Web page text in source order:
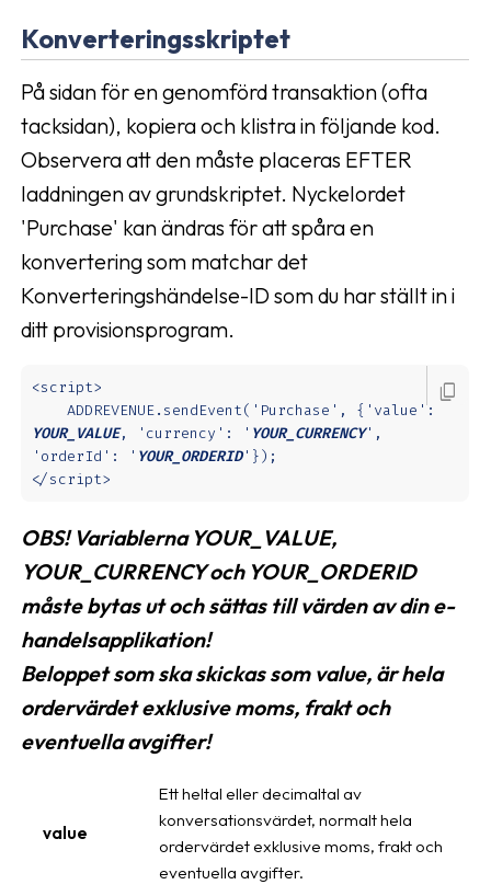
Konverteringsskriptet
På sidan för en genomförd transaktion (ofta
tacksidan), kopiera och klistra in följande kod.
Observera att den måste placeras EFTER
laddningen av grundskriptet. Nyckelordet
'Purchase' kan ändras för att spåra en
konvertering som matchar det
Konverteringshändelse-ID som du har ställt in i
ditt provisionsprogram.
<script>
YOUR_VALUE, 'currency': ' YOUR_CURRENCY',
'orderId': ' YOUR_ORDERID'});
</script>
content_copy
OBS! Variablerna YOUR_VALUE,
YOUR_CURRENCY och YOUR_ORDERID
måste bytas ut och sättas till värden av din e-
handelsapplikation!
Beloppet som ska skickas som value, är hela
ordervärdet exklusive moms, frakt och
eventuella avgifter!
value
Ett heltal eller decimaltal av
konversationsvärdet, normalt hela
ordervärdet exklusive moms, frakt och
eventuella avgifter.